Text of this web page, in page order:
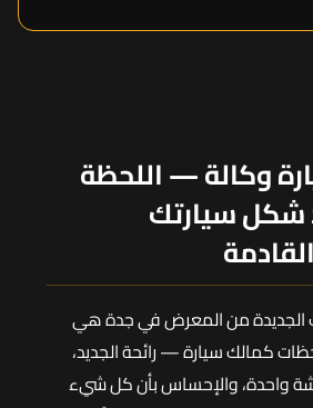
وكالة — اللحظة
شكل سيارتك
الجديدة من المعرض في جدة هي
كمالك سيارة — رائحة الجديد،
واحدة، والإحساس بأن كل شيء